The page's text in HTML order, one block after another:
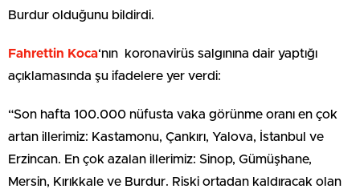
Burdur olduğunu bildirdi.
Fahrettin Koca‘nın koronavirüs salgınına dair yaptığı
açıklamasında şu ifadelere yer verdi:
“Son hafta 100.000 nüfusta vaka görünme oranı en çok
artan illerimiz: Kastamonu, Çankırı, Yalova, İstanbul ve
Erzincan. En çok azalan illerimiz: Sinop, Gümüşhane,
Mersin, Kırıkkale ve Burdur. Riski ortadan kaldıracak olan